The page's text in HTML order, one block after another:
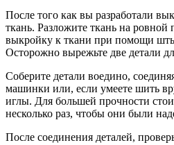
После того как вы разработали
ткань. Разложите ткань на
выкройку к ткани при помощи
Осторожно вырежьте две детали
Соберите детали воедино,
машинки или, если умеете шить
иглы. Для большей прочности
несколько раз, чтобы они были
После соединения деталей,